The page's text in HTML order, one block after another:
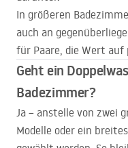
In größeren
auch an
für Paare, die Wert auf
Geht ein
Badezimmer?
Ja – anstelle von zwei
Modelle oder ein